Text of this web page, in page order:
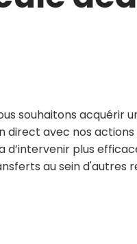
souhaitons acquérir
direct avec nos
plus
au sein d'autres